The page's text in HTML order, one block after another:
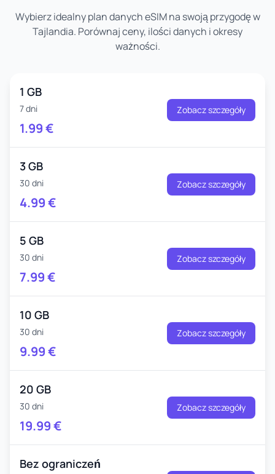
Wybierz idealny plan danych eSIM na swoją przygodę w
Tajlandia. Porównaj ceny, ilości danych i okresy
ważności.
1 GB
7 dni
1.99€
Zobacz szczegóły
3 GB
30 dni
4.99€
Zobacz szczegóły
5 GB
30 dni
7.99€
Zobacz szczegóły
10 GB
30 dni
9.99€
Zobacz szczegóły
20 GB
30 dni
19.99€
Zobacz szczegóły
Bez ograniczeń